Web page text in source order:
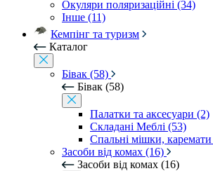
Окуляри поляризаційні (34)
Інше (11)
Кемпінг та туризм
Каталог
Бівак (58)
Бівак (58)
Палатки та аксесуари (2)
Складані Меблі (53)
Спальні мішки,
Засоби від комах (16)
Засоби від комах (16)